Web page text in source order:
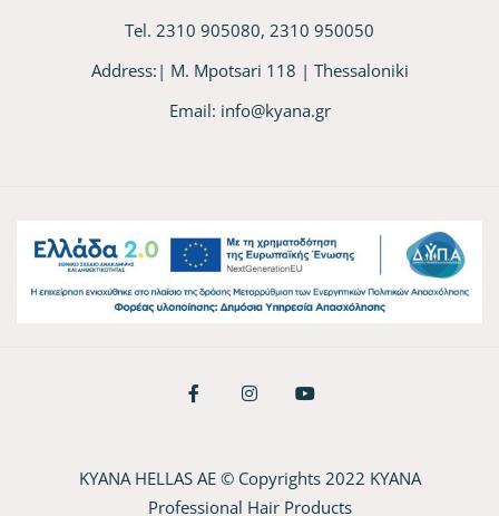
Tel. 2310 905080, 2310 950050
Address:| M. Mpotsari 118 | Thessaloniki
Email: info@kyana.gr
KYANA HELLAS AE © Copyrights 2022 KYANA
Professional Hair Products